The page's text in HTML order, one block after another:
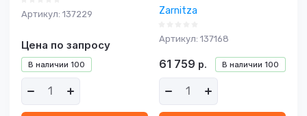
Артикул: 137229
В наличии 100
Цена по запросу
Zarnitza
Артикул: 137168
В наличии 100
61 759 р.